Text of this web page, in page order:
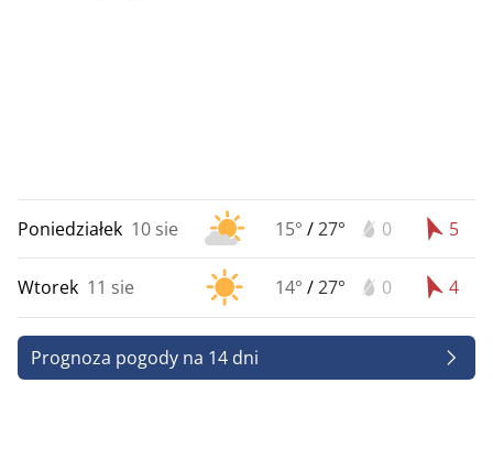
Poniedziałek 10 sie 15° /27° 0 5
Wtorek 11 sie 14° /27° 0 4
Prognoza pogody na 14 dni